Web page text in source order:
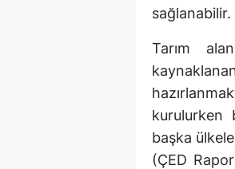
sağlanabilir.
Tarım
kurulurken
başka
(ÇED